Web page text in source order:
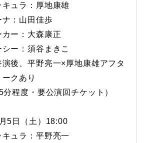
キュラ：厚地康雄
ナ：山田佳歩
カー：大森康正
シー：須谷まきこ
後、平野亮一×厚地康雄アフタ
ークあり
分程度・要公演回チケット）
5日（土）18:00
キュラ：平野亮一